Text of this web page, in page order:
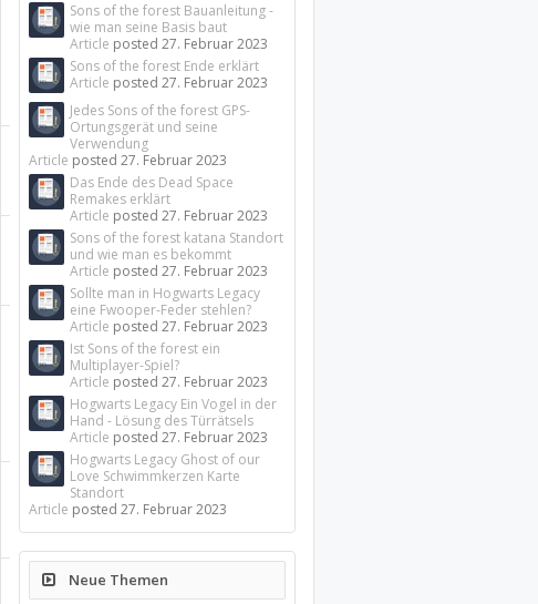
Sons of the forest Bauanleitung -
wie man seine Basis baut
Article posted27. Februar 2023
Sons of the forest Ende erklärt
Article posted27. Februar 2023
Jedes Sons of the forest GPS-
Ortungsgerät und seine
Verwendung
Article posted27. Februar 2023
Das Ende des Dead Space
Remakes erklärt
Article posted27. Februar 2023
Sons of the forest katana Standort
und wie man es bekommt
Article posted27. Februar 2023
Sollte man in Hogwarts Legacy
eine Fwooper-Feder stehlen?
Article posted27. Februar 2023
Ist Sons of the forest ein
Multiplayer-Spiel?
Article posted27. Februar 2023
Hogwarts Legacy Ein Vogel in der
Hand - Lösung des Türrätsels
Article posted27. Februar 2023
Hogwarts Legacy Ghost of our
Love Schwimmkerzen Karte
Standort
Article posted27. Februar 2023
Neue Themen